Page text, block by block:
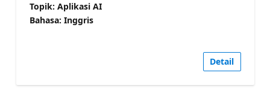
Topik: Aplikasi AI
Bahasa: Inggris
Detail